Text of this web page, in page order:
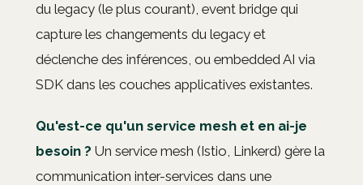
du legacy (le plus courant), event bridge qui
capture les changements du legacy et
déclenche des inférences, ou embedded AI via
SDK dans les couches applicatives existantes.
Qu'est-ce qu'un service mesh et en ai-je
besoin ? Un service mesh (Istio, Linkerd) gère la
communication inter-services dans une